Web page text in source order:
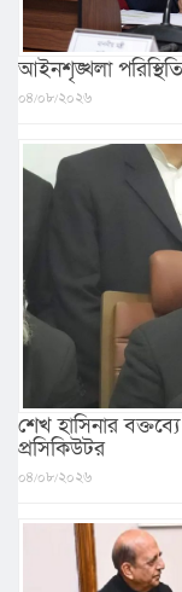
আইনশৃঙ্খলা পরিস্থিতি
০৪/০৮/২০২৬
শেখ হাসিনার
প্রসিকিউটর
০৪/০৮/২০২৬